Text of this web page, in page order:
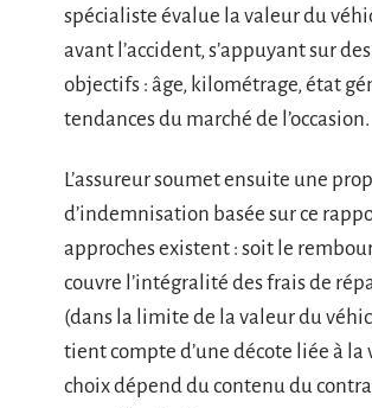
spécialiste évalue la valeur du
avant l’accident, s’appuyant sur
objectifs : âge, kilométrage, état
tendances du marché de l’occasion.
L’assureur soumet ensuite une
d’indemnisation basée sur ce
approches existent : soit le
couvre l’intégralité des frais de
(dans la limite de la valeur du
tient compte d’une décote liée à la
choix dépend du contenu du